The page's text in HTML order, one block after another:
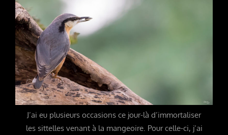
J’ai eu plusieurs occasions ce jour-là d’immortaliser
les sittelles venant à la mangeoire. Pour celle-ci, j’ai